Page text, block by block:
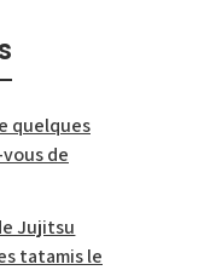
quelques
de
Jujitsu
tatamis le